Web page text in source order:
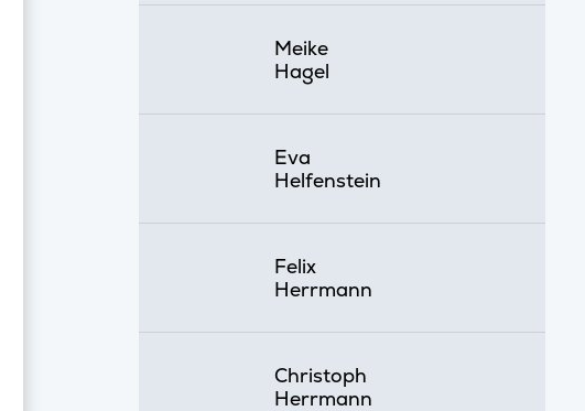
Meike
Hagel
Eva
Helfenstein
Felix
Herrmann
Christoph
Herrmann